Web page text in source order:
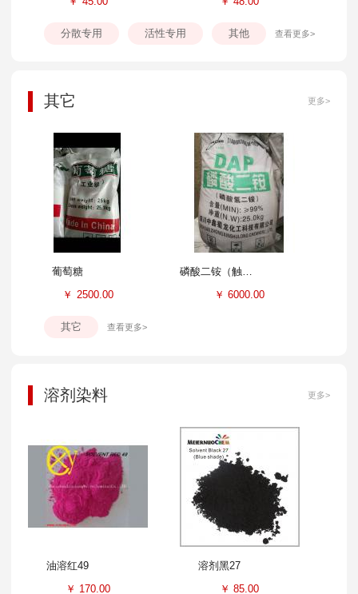
分散专用 活性专用 其他 查看更多>
其它 更多>
葡萄糖
￥ 2500.00
磷酸二铵（触媒）
￥ 6000.00
其它 查看更多>
溶剂染料 更多>
油溶红49
￥ 170.00
溶剂黑27
￥ 85.00